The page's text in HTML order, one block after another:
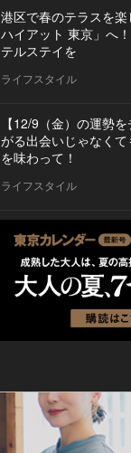
港区で春のテラスを
ハイアット 東京」へ
テルステイを
ライフスタイル
【12/9（金）の運勢
がる出会いじゃなく
を味わって！
ライフスタイル